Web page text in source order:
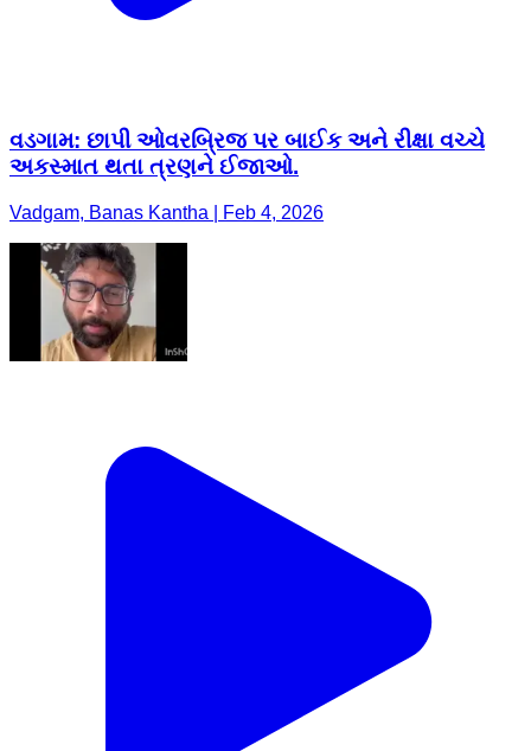
વડગામ: છાપી ઓવરબ્રિજ પર બાઈક અને રીક્ષા વચ્ચે
અકસ્માત થતા ત્રણને ઈજાઓ.
Vadgam, Banas Kantha | Feb 4, 2026